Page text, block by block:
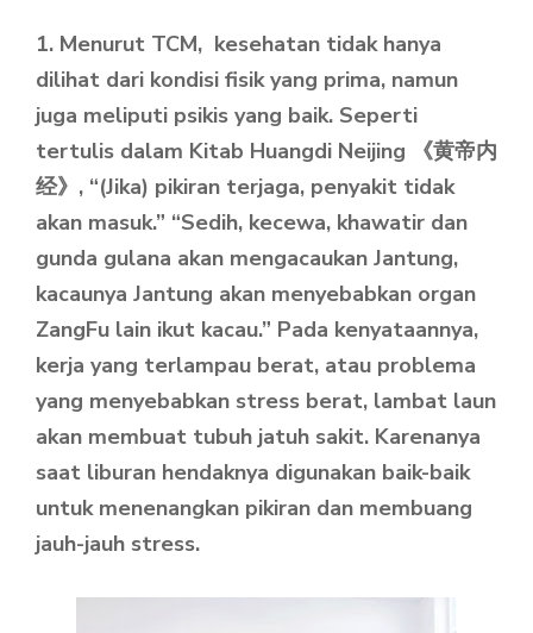
1. Menurut TCM, kesehatan tidak hanya
dilihat dari kondisi fisik yang prima, namun
juga meliputi psikis yang baik. Seperti
tertulis dalam Kitab Huangdi Neijing 《黄帝内
经》, “(Jika) pikiran terjaga, penyakit tidak
akan masuk.” “Sedih, kecewa, khawatir dan
gunda gulana akan mengacaukan Jantung,
kacaunya Jantung akan menyebabkan organ
ZangFu lain ikut kacau.” Pada kenyataannya,
kerja yang terlampau berat, atau problema
yang menyebabkan stress berat, lambat laun
akan membuat tubuh jatuh sakit. Karenanya
saat liburan hendaknya digunakan baik-baik
untuk menenangkan pikiran dan membuang
jauh-jauh stress.